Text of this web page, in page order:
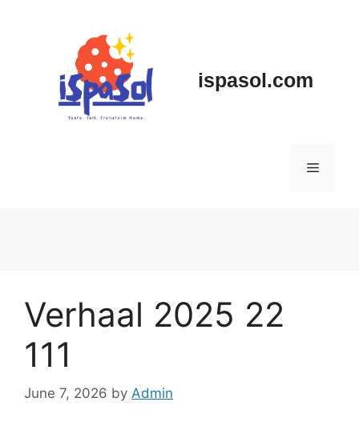
ispasol.com
Menu
Verhaal 2025 22
111
June 7, 2026 by Admin